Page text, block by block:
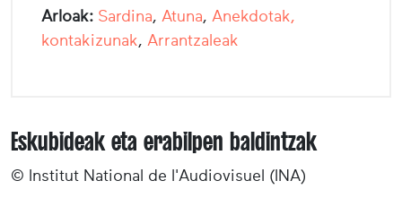
Arloak: Sardina, Atuna, Anekdotak,
kontakizunak, Arrantzaleak
Eskubideak eta erabilpen baldintzak
© Institut National de l'Audiovisuel (INA)